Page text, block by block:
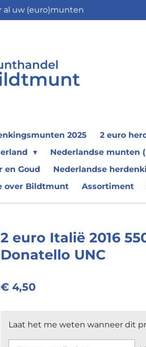
al uw (euro)munten
2025
2 euro
Nederlandse munten
en Goud
Nederlandse
over Bildtmunt Assortiment
2 euro Italië 2016
Donatello UNC
€ 4,50
Laat het me weten wanneer dit